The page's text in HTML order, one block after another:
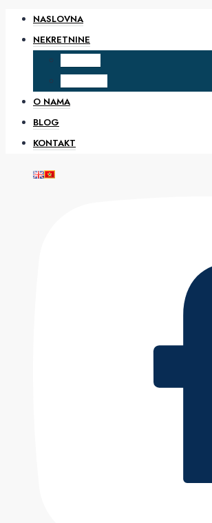
NASLOVNA
NEKRETNINE
O NAMA
BLOG
KONTAKT